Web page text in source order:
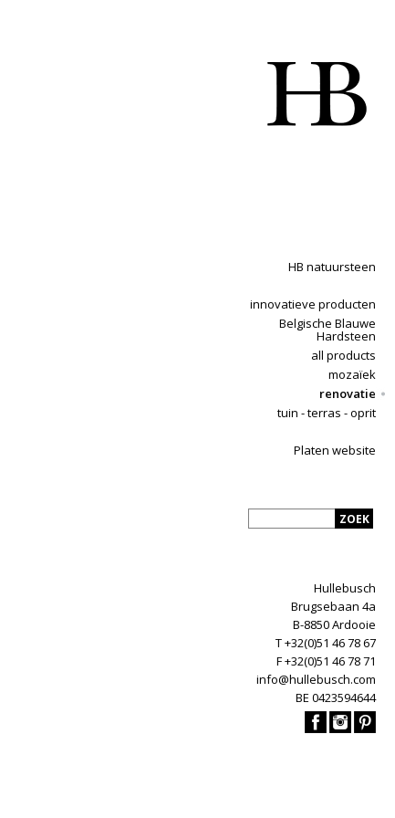
HB natuursteen
innovatieve producten
Belgische Blauwe
Hardsteen
all products
mozaïek
renovatie
tuin - terras - oprit
Platen website
Hullebusch
Brugsebaan 4a
B-8850 Ardooie
T +32(0)51 46 78 67
F +32(0)51 46 78 71
info@hullebusch.com
BE 0423594644